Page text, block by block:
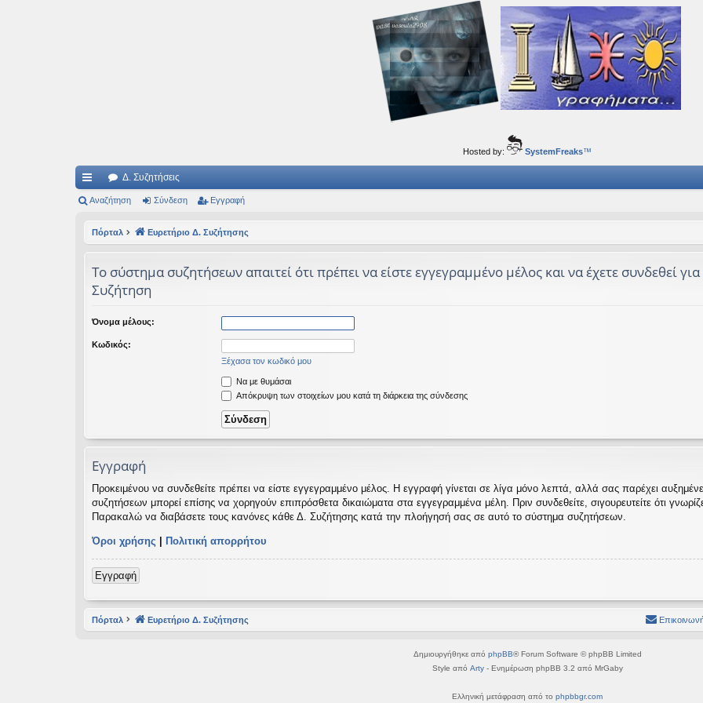
Αυτός ο τόπος φιλοδοξεί να ανοίγει μονοπάτια για τα συναρπαστικά και όμορφα ταξίδια του νού...
Hosted by: SystemFreaks™
ρή
συ
Δ. Συζητήσεις
Αναζήτηση Σύνδεση Εγγραφή
Πόρταλ Ευρετήριο Δ. Συζήτησης
Το σύστημα συζητήσεων απαιτεί ότι πρέπει να είστε εγγεγραμμένο μέλος και να έχετε συνδεθεί
Συζήτηση
Όνομα μέλους:
Κωδικός:
Ξέχασα τον κωδικό μου
Να με θυμάσαι
Απόκρυψη των στοιχείων μου κατά τη διάρκεια της σύνδεσης
Εγγραφή
Προκειμένου να συνδεθείτε πρέπει να είστε εγγεγραμμένο μέλος. Η εγγραφή γίνεται σε λίγα μόνο λεπτά, αλλά σας παρέχει
συζητήσεων μπορεί επίσης να χορηγούν επιπρόσθετα δικαιώματα στα εγγεγραμμένα μέλη. Πριν συνδεθείτε, σιγουρευτείτε ότι
Παρακαλώ να διαβάσετε τους κανόνες κάθε Δ. Συζήτησης κατά την πλοήγησή σας σε αυτό το σύστημα συζητήσεων.
Όροι χρήσης | Πολιτική απορρήτου
Εγγραφή
Πόρταλ Ευρετήριο Δ. Συζήτησης
Δημιουργήθηκε από phpBB® Forum Software © phpBB Limited
Style από Arty- Ενημέρωση phpBB 3.2 από MrGaby
Ελληνική μετάφραση από το phpbbgr.com